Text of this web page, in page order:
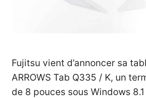
Fujitsu vient d’annoncer sa
ARROWS Tab Q335 / K, un
de 8 pouces sous Windows